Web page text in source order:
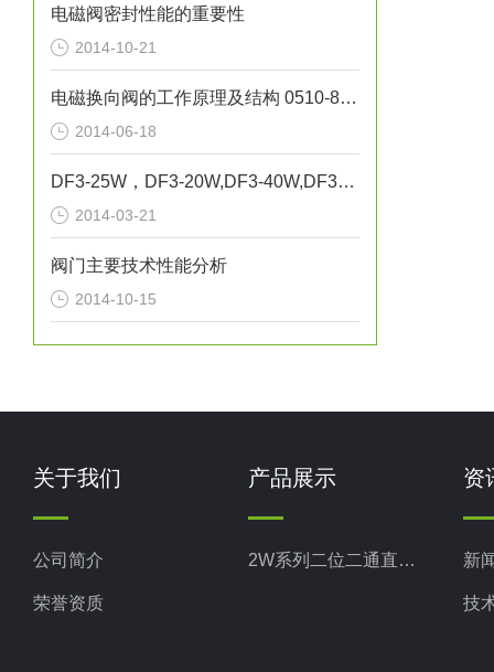
电磁阀密封性能的重要性
2014-10-21
电磁换向阀的工作原理及结构 0510-85745374
2014-06-18
DF3-25W，DF3-20W,DF3-40W,DF3-50W`无锡市气动元件总厂 正联锁电磁阀
2014-03-21
阀门主要技术性能分析
2014-10-15
关于我们
公司简介
荣誉资质
产品展示
2W系列二位二通直动式电磁阀
资
新
技